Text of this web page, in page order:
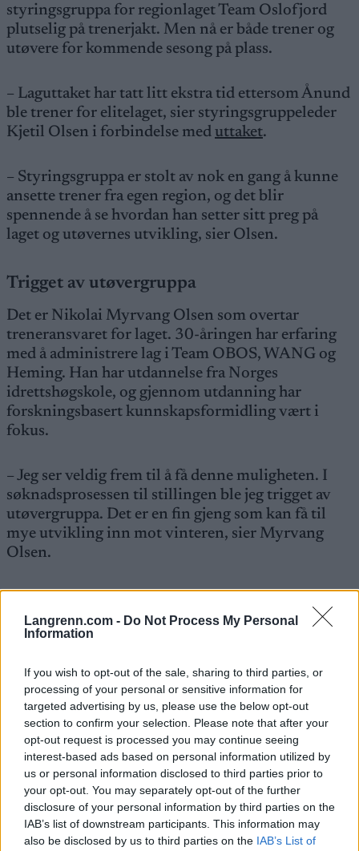
Langrenn.com - Do Not Process My Personal
Information
If you wish to opt-out of the sale, sharing to third parties, or
processing of your personal or sensitive information for
targeted advertising by us, please use the below opt-out
section to confirm your selection. Please note that after your
opt-out request is processed you may continue seeing
interest-based ads based on personal information utilized by
us or personal information disclosed to third parties prior to
your opt-out. You may separately opt-out of the further
disclosure of your personal information by third parties on the
IAB’s list of downstream participants. This information may
also be disclosed by us to third parties on the IAB’s List of
styringsgruppa for regionlaget Team Oslofjord
plutselig på trenerjakt. Men nå er både trener og
utøvere for kommende sesong på plass.
– Laguttaket har tatt litt ekstra tid ettersom Ånund
ble trener for elitelaget, sier styringsgruppeleder
Kjetil Olsen i forbindelse med uttaket.
– Styringsgruppa er stolt av nok en gang å kunne
ansette trener fra egen region, og det blir
spennende å se hvordan han setter sitt preg på
laget og utøvernes utvikling, sier Olsen.
Trigget av utøvergruppa
Det er Nikolai Myrvang Olsen som overtar
treneransvaret for laget. 30-åringen har erfaring
med å administrere lag i Team OBOS, WANG og
Heming. Han har utdannelse fra Norges
idrettshøgskole, og gjennom utdanning har
forskningsbasert kunnskapsformidling vært i
fokus.
– Jeg ser veldig frem til å få denne muligheten. I
søknadsprosessen til stillingen ble jeg trigget av
utøvergruppa. Det er en fin gjeng som kan få til
mye utvikling inn mot vinteren, sier Myrvang
Olsen.
Av de ti løperne på laget, er seks med videre fra i
Aabrekk. 23-åringen fra IL Runar gikk seg inn i
verdenscuptroppen etter Norgescupåpningen på
Gålå, og videre derifra til Tour de Ski og OL.
De fire nye Nora Christine Hansen fra Asker SK og
Lea Stabekk Wenaas fra Røa IL på damesida, samt
Lars Opstad Vike fra IL Runar og Magnus
Sedeniussen fra LYN ski på herresida.